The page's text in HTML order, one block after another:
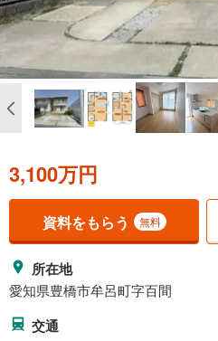
3,100万円
資料をもらう 無料
所在地
愛知県豊橋市牟呂町字百間
交通